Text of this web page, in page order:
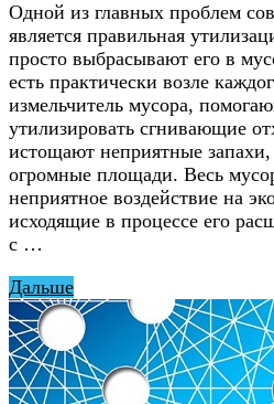
Одной из главных проблем
является правильная
просто выбрасывают его в
есть практически возле
измельчитель мусора,
утилизировать сгнивающие
истощают неприятные
огромные площади. Весь
неприятное воздействие на
исходящие в процессе его
с …
Дальше